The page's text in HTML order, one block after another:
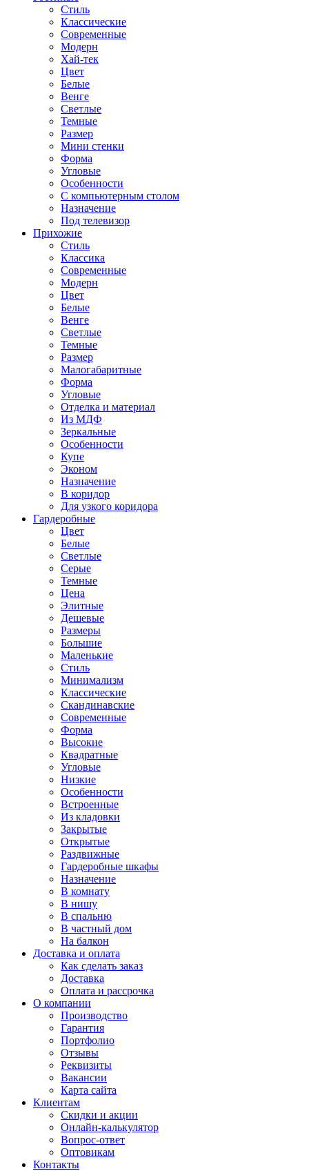
Стиль
Классические
Современные
Модерн
Хай-тек
Цвет
Белые
Венге
Светлые
Темные
Размер
Мини стенки
Форма
Угловые
Особенности
С компьютерным столом
Назначение
Под телевизор
Прихожие
Стиль
Классика
Современные
Модерн
Цвет
Белые
Венге
Светлые
Темные
Размер
Малогабаритные
Форма
Угловые
Отделка и материал
Из МДФ
Зеркальные
Особенности
Купе
Эконом
Назначение
В коридор
Для узкого коридора
Гардеробные
Цвет
Белые
Светлые
Серые
Темные
Цена
Элитные
Дешевые
Размеры
Большие
Маленькие
Стиль
Минимализм
Классические
Скандинавские
Современные
Форма
Высокие
Квадратные
Угловые
Низкие
Особенности
Встроенные
Из кладовки
Закрытые
Открытые
Раздвижные
Гардеробные шкафы
Назначение
В комнату
В нишу
В спальню
В частный дом
На балкон
Доставка и оплата
Как сделать заказ
Доставка
Оплата и рассрочка
О компании
Производство
Гарантия
Портфолио
Отзывы
Реквизиты
Вакансии
Карта сайта
Клиентам
Скидки и акции
Онлайн-калькулятор
Вопрос-ответ
Оптовикам
Контакты